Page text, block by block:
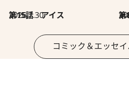
2026.7.30
第15話 アイス 第8回
コミック＆エッセ